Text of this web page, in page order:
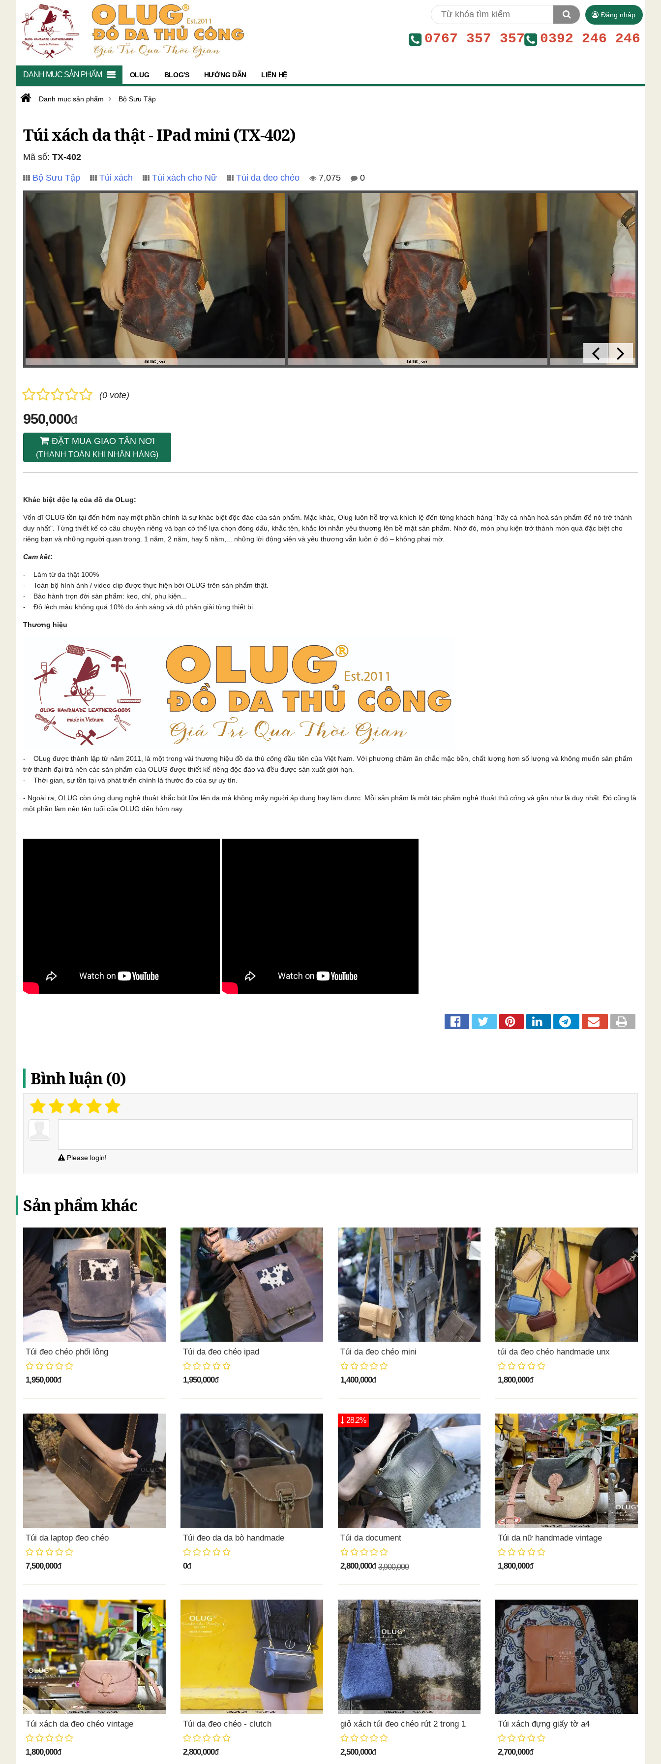
Đăng nhập
0767 357 357 0392 246 246
DANH MỤC SẢN PHẨM OLUG BLOG'S HƯỚNG DẪN LIÊN HỆ
Danh mục sản phẩm Bộ Sưu Tập
Túi xách da thật - IPad mini (TX-402)
Mã số: TX-402
Bộ Sưu Tập Túi xách Túi xách cho Nữ Túi da đeo chéo 7,075 0
(0 vote)
950,000đ
ĐẶT MUA GIAO TÂN NƠI
(THANH TOÁN KHI NHẬN HÀNG)
Khác biệt độc lạ của đồ da OLug:
Vốn dĩ OLUG tồn tại đến hôm nay một phần chính là sự khác biệt độc đáo của sản phẩm. Mặc khác, Olug luôn hỗ trợ và khích lệ đến từng khách hàng "hãy cá nhân hoá sản phẩm để nó trở thành
duy nhất". Từng thiết kế có câu chuyện riêng và bạn có thể lựa chọn đóng dấu, khắc tên, khắc lời nhắn yêu thương lên bề mặt sản phẩm. Nhờ đó, món phụ kiện trở thành món quà đặc biệt cho
riêng bạn và những người quan trọng. 1 năm, 2 năm, hay 5 năm,... những lời động viên và yêu thương vẫn luôn ở đó – không phai mờ.
Cam kết:
- Làm từ da thật 100%
- Toàn bộ hình ảnh / video clip được thực hiện bởi OLUG trên sản phẩm thật.
- Bảo hành trọn đời sản phẩm: keo, chỉ, phụ kiện...
- Độ lệch màu không quá 10% do ánh sáng và độ phân giải từng thiết bị.
Thương hiệu
- OLug được thành lập từ năm 2011, là một trong vài thương hiệu đồ da thủ công đầu tiên của Việt Nam. Với phương châm ăn chắc mặc bền, chất lượng hơn số lượng và không muốn sản phẩm
trở thành đại trà nên các sản phẩm của OLUG được thiết kế riêng độc đáo và đều được sản xuất giới hạn.
- Thời gian, sự tồn tại và phát triển chính là thước đo của sự uy tín.
- Ngoài ra, OLUG còn ứng dụng nghệ thuật khắc bút lửa lên da mà không mấy người áp dụng hay làm được. Mỗi sản phẩm là một tác phẩm nghệ thuật thủ công và gần như là duy nhất. Đó cũng là
một phần làm nên tên tuổi của OLUG đến hôm nay.
Bình luận (0)
Please login!
Sản phẩm khác
Túi đeo chéo phối lông
1,950,000đ
Túi da đeo chéo ipad
1,950,000đ
Túi da đeo chéo mini
1,400,000đ
túi da đeo chéo handmade unx
1,800,000đ
Túi da laptop đeo chéo
7,500,000đ
Túi đeo da da bò handmade
0đ
Túi da document
2,800,000đ 3,900,000
28.2%
Túi da nữ handmade vintage
1,800,000đ
Túi xách da đeo chéo vintage
1,800,000đ
Túi da đeo chéo - clutch
2,800,000đ
giỏ xách túi đeo chéo rút 2 trong 1
2,500,000đ
Túi xách đựng giấy tờ a4
2,700,000đ